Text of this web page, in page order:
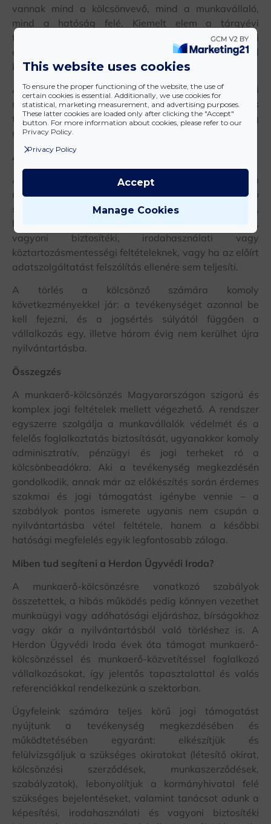
vannak mind a kölcsönvevő, mind a munkavállaló,
mind a hatóság felé. Kiemelt elem a tárgyévi
tevékenységre vonatkozó, részletes statisztikai
adatszolgáltatás, amelyet minden év január 31-ig kell
benyújtani.
A kölcsönbeadó köteles nyolc napon belül bejelenteni
minden olyan adatváltozást, amely a nyilvántartás
tartalmát érinti, beleértve a tevékenység
megszüntetését is.
A nyilvántartásból való törlés esetei
A kormányhivatal több okból is törölheti a kölcsönzőt a
nyilvántartásból. A törlés történhet a kölcsönbeadó
saját döntése alapján, de hivatalból is, például akkor,
ha a vállalkozás már nem felel meg a képesítési,
vagyoni biztosítéki, irodahasználati vagy
köztartozásmentességi feltételeknek, vagy ha az előírt
adatszolgáltatást felszólítás ellenére sem teljesíti.
A törlés a kölcsönző számára komoly
következményekkel jár: a tevékenységet azonnal be
kell fejezni, és a jogsértés súlyától függően a
vállalkozás egy, illetve három évig nem kerülhet újra
nyilvántartásba.
Összegzés
A munkaerő-kölcsönzés Magyarországon szigorú és
komplex jogi feltételek mellett végezhető. A rendszer
egyszerre szolgálja a munkavállalók védelmét és a
felelős foglalkoztatás biztosítását, ugyanakkor komoly
adminisztratív, pénzügyi és jogi terheket ró a
kölcsönbeadókra. Aki a tevékenység megkezdésén
gondolkodik, annak már az előkészítés során érdemes
szakmai és jogi támogatást igénybe vennie – a
szabályok pontos ismerete ugyanis nem csupán a
nyilvántartásba vétel feltétele, hanem a későbbi
hatósági megfelelés egyik legfontosabb záloga.
Miben tud segíteni a Herdon Ügyvédi Iroda?
A munkaerő-kölcsönzésre vonatkozó szabályok
összetettek, a hibás működés pedig könnyen vezethet
munkaügyi vagy adóhatósági eljáráshoz, bírságokhoz
vagy akár a nyilvántartásból való törléshez is. A
Herdon Ügyvédi Iroda évek óta támogat munkaerő-
kölcsönzéssel és munkaerő-közvetítéssel foglalkozó
vállalkozásokat, így jelentős tapasztalattal és valós
referenciákkal rendelkezünk a szektorban.
Ügyfeleink számára teljes körű jogi támogatást
nyújtunk a tevékenység megkezdésében és
működtetésében egyaránt: elkészítjük és
felülvizsgáljuk a szükséges okiratokat (létesítő okirat,
kölcsönzési szerződések, munkaszerződések,
szabályzatok), lebonyolítjuk a kormányhivatal felé
szükséges bejelentéseket, valamint tanácsot adunk a
képesítési, irodahasználati és vagyoni biztosítéki
This website uses cookies
To ensure the proper functioning of the website, the use of
certain cookies is essential. Additionally, we use cookies for
statistical, marketing measurement, and advertising purposes.
These latter cookies are loaded only after clicking the "Accept"
button. For more information about cookies, please refer to our
Privacy Policy.
Privacy Policy
Manage Cookies
Accept